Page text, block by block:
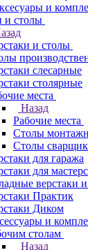
и
и столы
и столы
слесарные
столярные
места
Назад
Рабочие места
Столы
Столы
для гаража
для
верстаки
Практик
Диком
и
столам
Назад